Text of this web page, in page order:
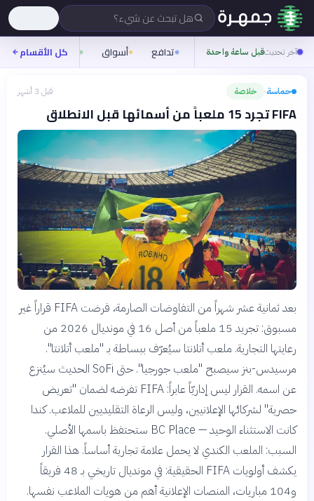
هل تبحث عن شيء؟
آخر تحديثقبل ساعة واحدة تدافع أسواق ناس روح
كل الأقسام
حماسة› خلاصة قبل 3 أشهر
FIFA تجرد 15 ملعباً من أسمائها قبل الانطلاق
بعد ثمانية عشر شهراً من التفاوضات الصارمة، فرضت FIFA قراراً غير
مسبوق: تجريد 15 ملعباً من أصل 16 في مونديال 2026 من
رعايتها التجارية. ملعب أتلانتا سيُعرّف ببساطة بـ "ملعب أتلانتا".
مرسيدس-بنز سيصبح "ملعب جورجيا". حتى SoFi الحديث سيُنزع
عن اسمه. القرار ليس إداريّاً عابراً: FIFA تفرضه لضمان "تعريض
حصرية" لشركائها الإعلانيين، وليس الرعاة التقليديين للملاعب. كندا
كانت الاستثناء الوحيد — BC Place ستحتفظ باسمها الأصلي.
السبب: الملعب الكندي لا يحمل علامة تجارية أساساً. هذا القرار
يكشف أولويات FIFA الحقيقية: في مونديال تاريخي بـ 48 فريقاً
و104 مباريات، المنصات الإعلانية أهم من هويات الملاعب نفسها.